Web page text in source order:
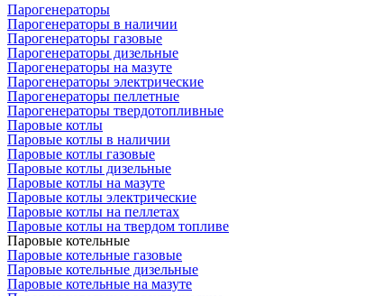
Парогенераторы
Парогенераторы в наличии
Парогенераторы газовые
Парогенераторы дизельные
Парогенераторы на мазуте
Парогенераторы электрические
Парогенераторы пеллетные
Парогенераторы твердотопливные
Паровые котлы
Паровые котлы в наличии
Паровые котлы газовые
Паровые котлы дизельные
Паровые котлы на мазуте
Паровые котлы электрические
Паровые котлы на пеллетах
Паровые котлы на твердом топливе
Паровые котельные
Паровые котельные газовые
Паровые котельные дизельные
Паровые котельные на мазуте